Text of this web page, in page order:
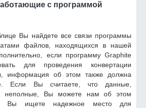
с программой
Вы найдете все связи программы
файлов, находящихся в нашей
если программу Graphite
для проведения конвертации
информация об этом также должна
Если Вы считаете, что данные,
неполные, Вы можете нам об этом
Вы ищете надежное место для